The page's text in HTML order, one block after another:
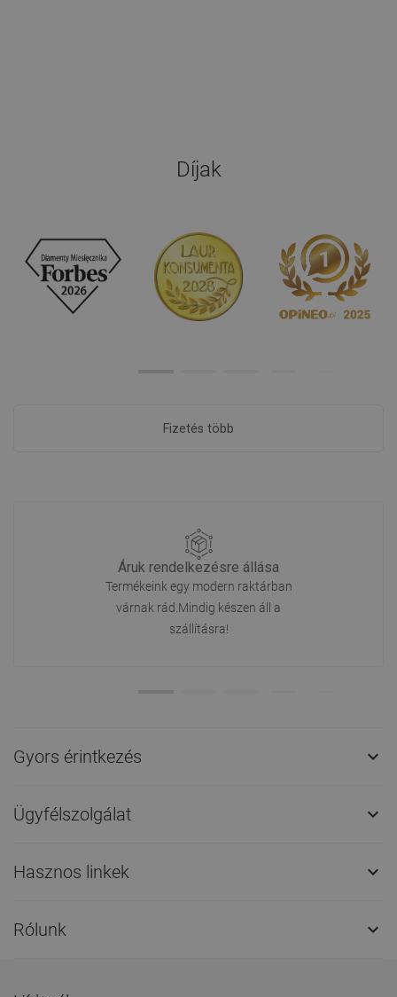
Díjak
Fizetés több
Áruk rendelkezésre állása
Termékeink egy modern raktárban
várnak rád.Mindig készen áll a
szállításra!
Gyors érintkezés 
Ügyfélszolgálat 
Hasznos linkek 
Rólunk 